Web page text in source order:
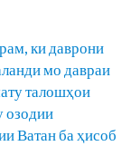
ки даврони
мо давраи
талошҳои
озодии
Ватан ба ҳисоб